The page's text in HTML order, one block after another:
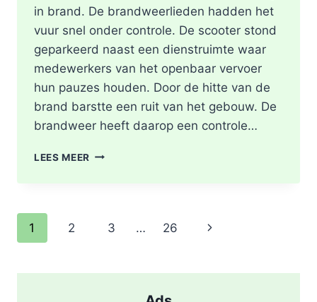
in brand. De brandweerlieden hadden het
vuur snel onder controle. De scooter stond
geparkeerd naast een dienstruimte waar
medewerkers van het openbaar vervoer
hun pauzes houden. Door de hitte van de
brand barstte een ruit van het gebouw. De
brandweer heeft daarop een controle…
LEES MEER SCOOTER
STATION
IN
Paginanavigatie
1 2 3 … 26
Volgende